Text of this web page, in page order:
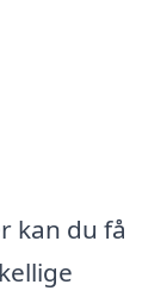
kan du få